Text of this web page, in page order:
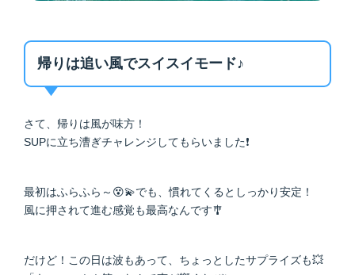
帰りは追い風でスイスイモード♪
さて、帰りは風が味方！
SUPに立ち漕ぎチャレンジしてもらいました❗
最初はふらふら～😵💫でも、慣れてくるとしっかり安定！
風に押されて進む感覚も最高なんです🎐
だけど！この日は波もあって、ちょっとしたサプライズも💥